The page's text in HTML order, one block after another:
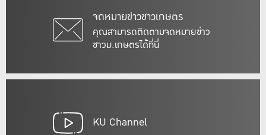
จดหมายข่าวชาวเกษตร
คุณสามารถติดตามจดหมายข่าว
ชาวม.เกษตรได้ที่นี่
KU Channel